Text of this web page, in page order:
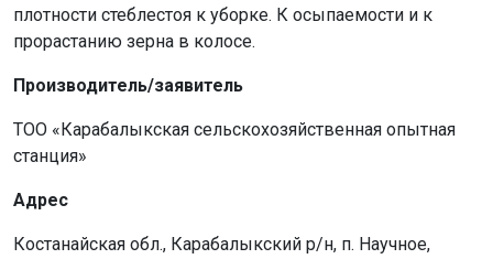
плотности стеблестоя к уборке. К осыпаемости и к
прорастанию зерна в колосе.
Производитель/заявитель
ТОО «Карабалыкская сельскохозяйственная опытная
станция»
Адрес
Костанайская обл., Карабалыкский р/н, п. Научное,